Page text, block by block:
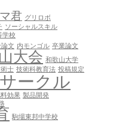
君 グリロボ
ソーシャルスキル
学校
文 内モンゴル 卒業論文
大会 和歌山大学
士 技術科教育法 投稿規定
ークル
料効果 製品開発
駒場東邦中学校